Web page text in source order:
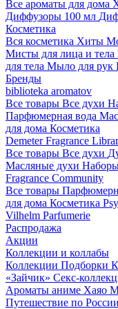
Все ароматы для дома
Диффузоры 100 мл
Косметика
Вся косметика Хиты
Мисты для лица и тела
для тела Мыло для рук
Бренды
biblioteka aromatov
Все товары Все духи
Парфюмерная вода
для дома Косметика
Demeter Fragrance
Все товары Все духи
Масляные духи
Fragrance Community
Все товары
для дома Косметика
Vilhelm Parfumerie
Распродажа
Акции
Коллекции и коллабы
Коллекции Подборки
«Зайчик» Секс-
Ароматы аниме Хаяо
Путешествие по России